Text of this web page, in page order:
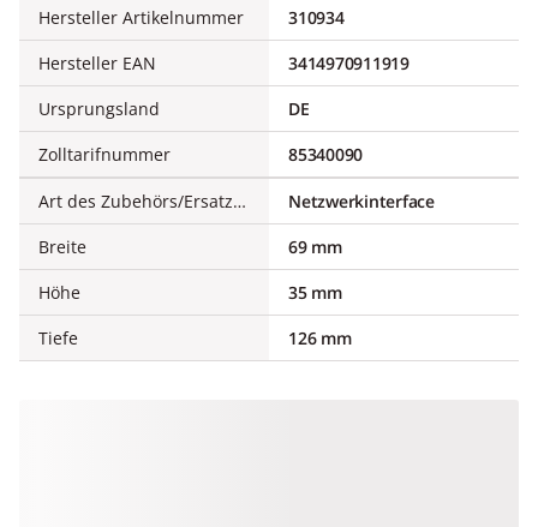
Hersteller Artikelnummer
310934
Hersteller EAN
3414970911919
Ursprungsland
DE
Zolltarifnummer
85340090
Art des Zubehörs/Ersatzteils
Netzwerkinterface
Breite
69 mm
Höhe
35 mm
Tiefe
126 mm